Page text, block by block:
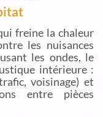
freine la chaleur
les nuisances
les ondes, le
intérieure :
voisinage) et
entre pièces